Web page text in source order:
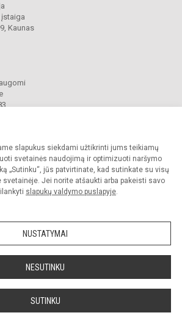
slapukus siekdami užtikrinti jums teikiamų
svetainės naudojimą ir optimizuoti naršymo
„Sutinku“, jūs patvirtinate, kad sutinkate su visų
svetainėje. Jei norite atšaukti arba pakeisti savo
slapukų valdymo puslapyje.
NUSTATYMAI
NESUTINKU
SUTINKU
Kaunas
gimnazija. Visos teisės saugomos.
gimnazijos sutikimo griežtai draudžiama.
paraiška Slapukų valdymas